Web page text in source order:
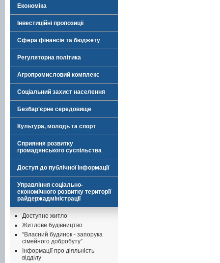
Економіка
Інвестиційні пропозиції
Сфера фінансів та бюджету
Регуляторна політика
Агропромисловий комплекс
Соціальний захист населення
Безбар'єрне середовище
Культура, молодь та спорт
Сприяння розвитку
громадянського суспільства
Доступ до публічної інформації
Управління соціально-
економічного розвитку території
райдержадміністрації
Доступне житло
Житлове будівництво
“Власний будинок - запорука
сімейного добробуту”
Інформації про діяльність
відділу